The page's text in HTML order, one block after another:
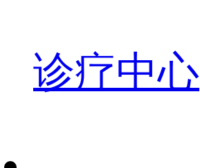
诊疗中心